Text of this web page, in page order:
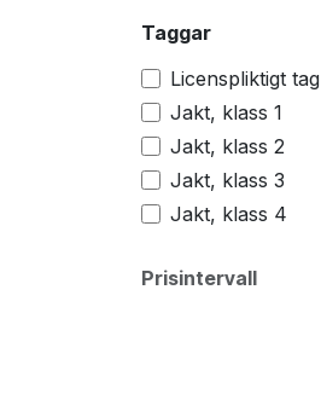
Taggar
Licenspliktigt tag
Jakt, klass 1
Jakt, klass 2
Jakt, klass 3
Jakt, klass 4
Prisintervall